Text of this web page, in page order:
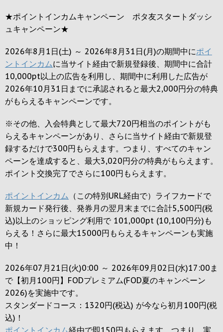
★ポイントインカムキャンペーン ポタ友スタートダッシ
ュキャンペーン★
2026年8月1日(土) ～ 2026年8月31日(月)の期間中にポイ
ントインカムに当サイト経由で新規登録後、期間中に合計
10,000pt以上の広告を利用し、期間中に利用した広告が
2026年10月31日までに承認されると最大2,000円分の特典
がもらえるキャンペーンです。
※その他、入会特典として最大720円相当のポイントがも
らえるキャンペーンがあり、さらに当サイト経由で新規登
録するだけで300円 もらえます。つまり、すべてのキャン
ペーンを達成すると、最大3,020円分の特典がもらえます。
ポイント交換完了でさらに100円 もらえます。
ポイントインカム （この特別URL経由で）ライフカードで
新規カード発行後、発券月の翌月末までに合計5,500円(税
込)以上のショッピング利用で 101,000pt (10,100円分)も
らえる！さらに最大15000円もらえるキャンペーンも実施
中！
2026年07月21日(火)0:00 ～ 2026年09月02日(水)17:00ま
で【初月100円】FODプレミアム(FOD夏のキャンペーン
2026)を実施中です。
スタンダードコース：1320円(税込) が今なら初月100円(税
込)！
ポイントインカム経由で即150円もらえます。つまり、実